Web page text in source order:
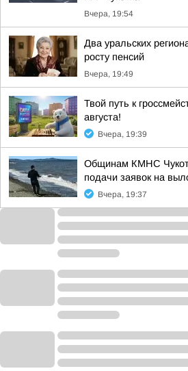
Вчера, 19:54
Два уральских
росту пенсий
Вчера, 19:49
Твой путь к
августа!
Вчера, 19:39
Общинам КМНС
подачи заявок на
Вчера, 19:37